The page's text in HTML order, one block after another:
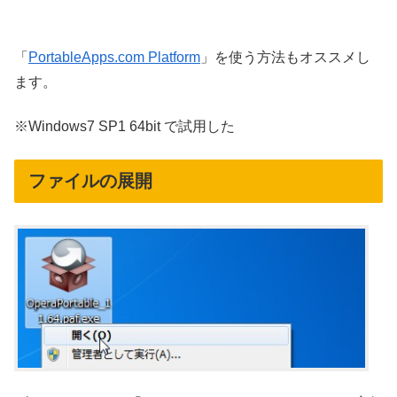
「 PortableApps.com Platform 」を使う方法もオススメし
ます。
※Windows7 SP1 64bit で試用した
ファイルの展開